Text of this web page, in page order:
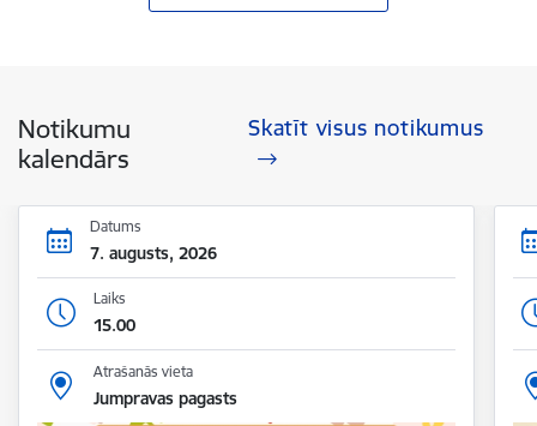
Notikumu
kalendārs
Skatīt visus notikumus
Datums
7. augusts, 2026
Laiks
15.00
Atrašanās vieta
Jumpravas pagasts